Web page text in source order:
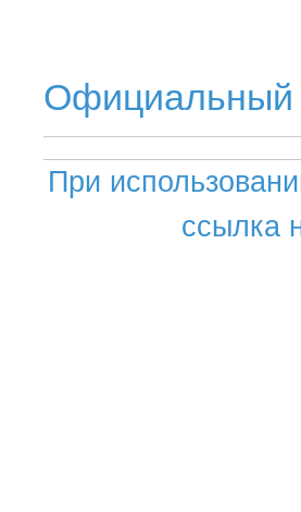
Официальный
При
ссылка